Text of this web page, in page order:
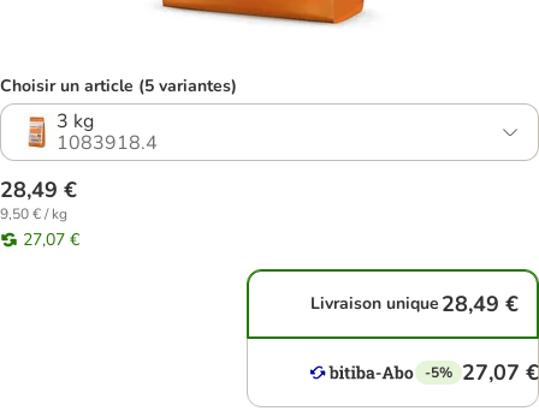
Choisir un article (5 variantes)
3 kg
1083918.4
28,49 €
9,50 € / kg
27,07 €
Livraison unique 28,49 €
-5% 27,07 €